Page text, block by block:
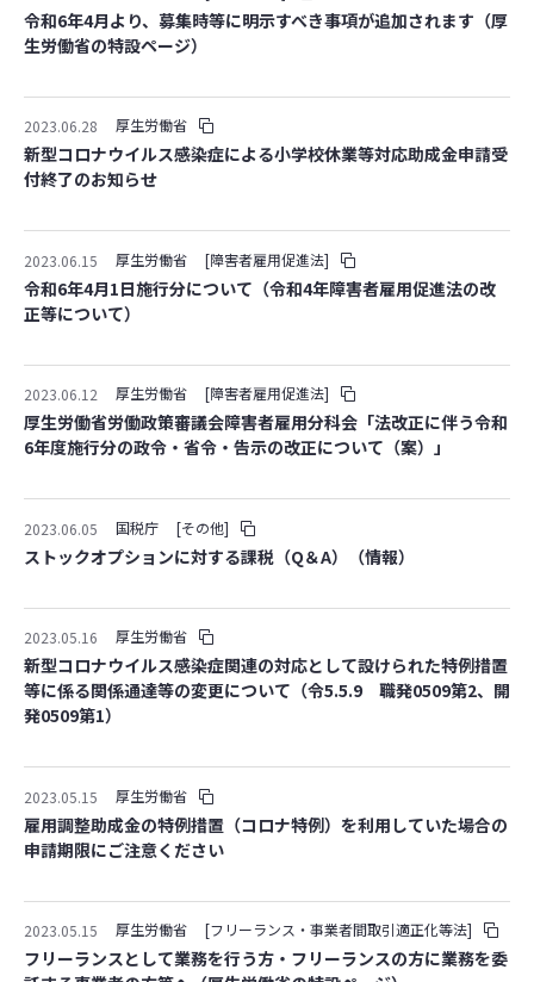
令和6年4月より、募集時等に明示すべき事項が追加されます（厚
生労働省の特設ページ）
2023.06.28 厚生労働省
新型コロナウイルス感染症による小学校休業等対応助成金申請受
付終了のお知らせ
2023.06.15 厚生労働省 [障害者雇用促進法]
令和6年4月1日施行分について（令和4年障害者雇用促進法の改
正等について）
2023.06.12 厚生労働省 [障害者雇用促進法]
厚生労働省労働政策審議会障害者雇用分科会「法改正に伴う令和
6年度施行分の政令・省令・告示の改正について（案）」
2023.06.05 国税庁 [その他]
ストックオプションに対する課税（Q＆A）（情報）
2023.05.16 厚生労働省
新型コロナウイルス感染症関連の対応として設けられた特例措置
等に係る関係通達等の変更について（令5.5.9 職発0509第2、開
発0509第1）
2023.05.15 厚生労働省
雇用調整助成金の特例措置（コロナ特例）を利用していた場合の
申請期限にご注意ください
2023.05.15 厚生労働省 [フリーランス・事業者間取引適正化等法]
フリーランスとして業務を行う方・フリーランスの方に業務を委